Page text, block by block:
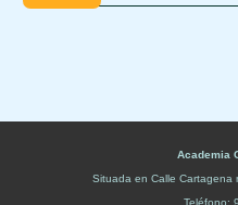
Academia
Situada en Calle Cartagena
Teléfono: